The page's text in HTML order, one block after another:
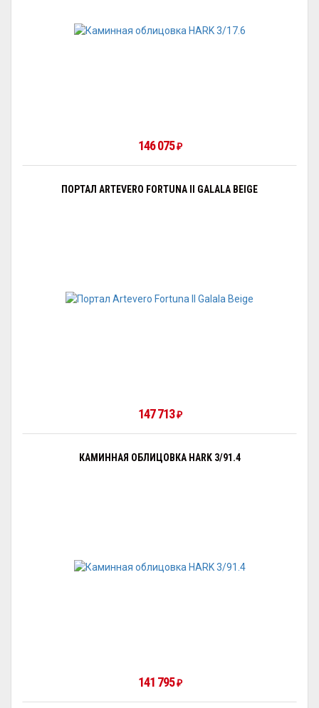
146 075 ₽
ПОРТАЛ ARTEVERO FORTUNA II GALALA BEIGE
147 713 ₽
КАМИННАЯ ОБЛИЦОВКА HARK 3/91.4
141 795 ₽